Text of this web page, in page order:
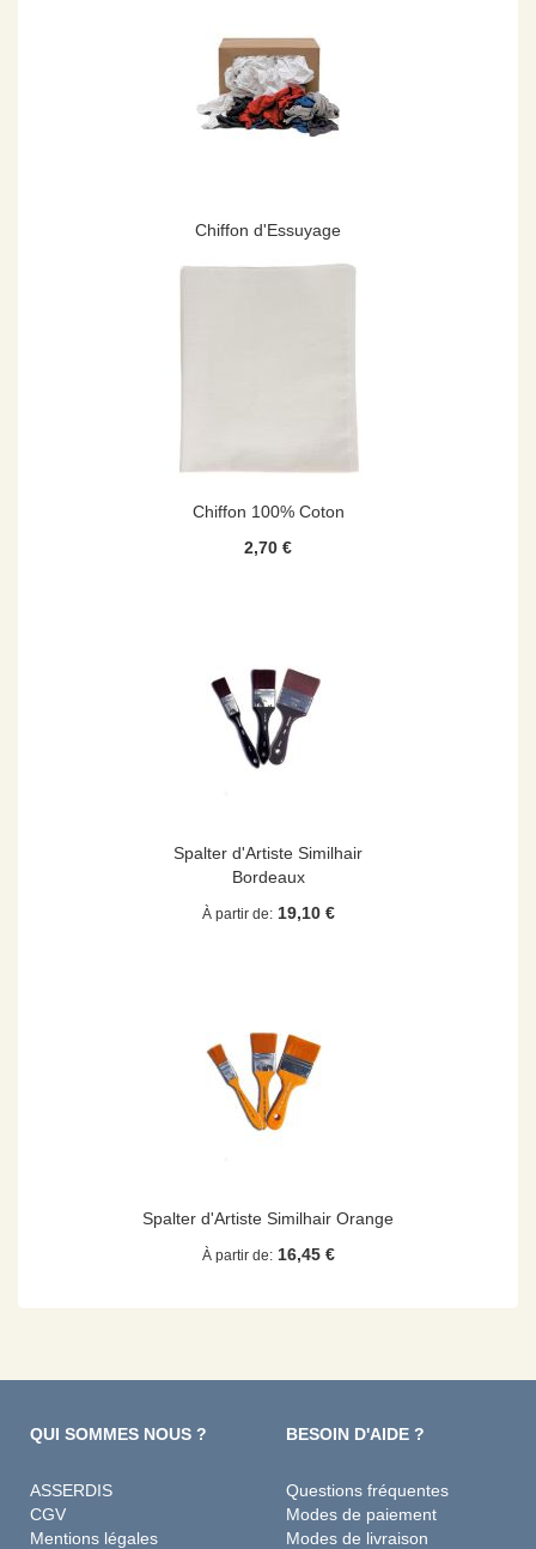
Chiffon d'Essuyage
Chiffon 100% Coton
2,70 €
Spalter d'Artiste Similhair
Bordeaux
À partir de 19,10 €
Spalter d'Artiste Similhair Orange
À partir de 16,45 €
QUI SOMMES NOUS ?
ASSERDIS
CGV
Mentions légales
BESOIN D'AIDE ?
Questions fréquentes
Modes de paiement
Modes de livraison